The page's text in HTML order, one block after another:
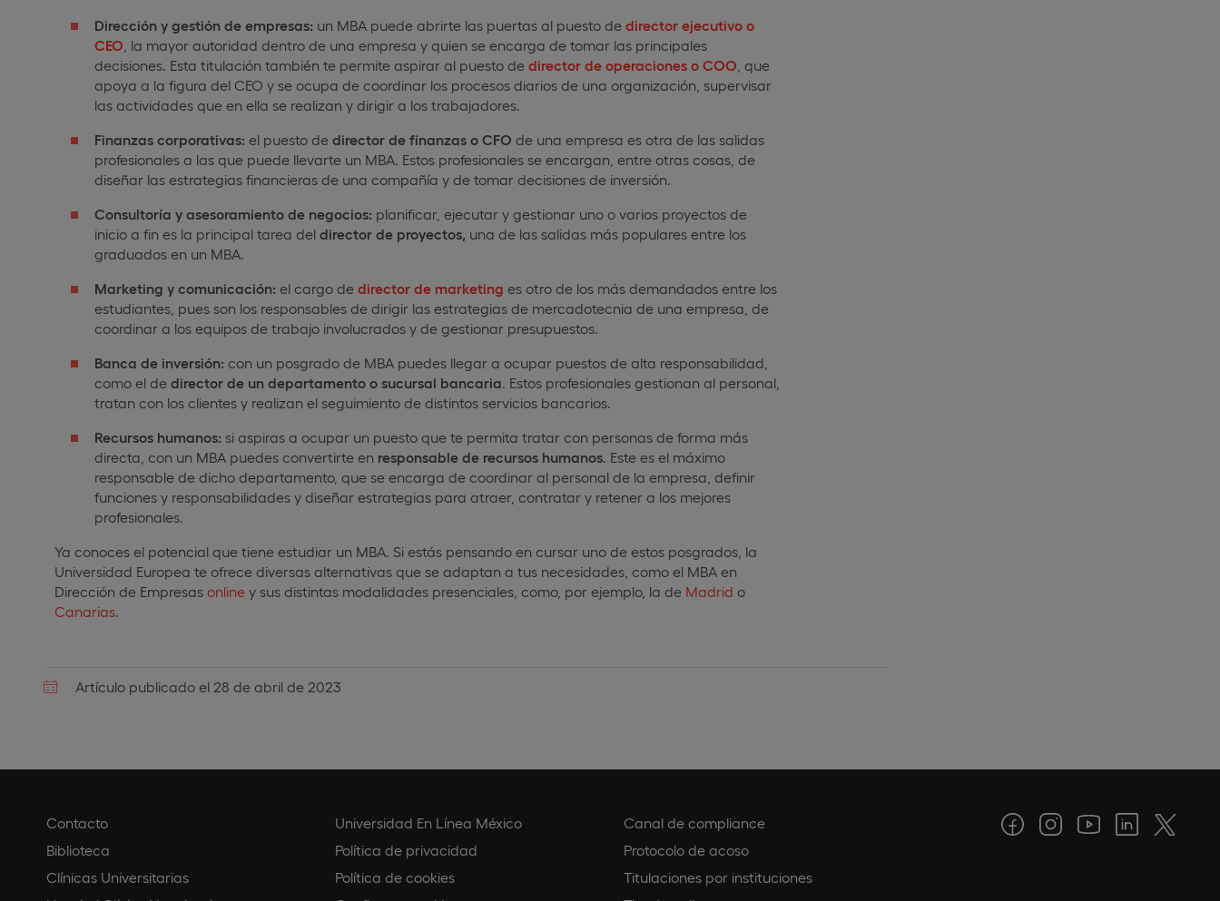
Dirección y gestión de empresas: un MBA puede abrirte las puertas al puesto de director ejecutivo o
CEO , la mayor autoridad dentro de una empresa y quien se encarga de tomar las principales
decisiones. Esta titulación también te permite aspirar al puesto de director de operaciones o COO , que
apoya a la figura del CEO y se ocupa de coordinar los procesos diarios de una organización, supervisar
las actividades que en ella se realizan y dirigir a los trabajadores.
Finanzas corporativas: el puesto de director de finanzas o CFO de una empresa es otra de las salidas
profesionales a las que puede llevarte un MBA. Estos profesionales se encargan, entre otras cosas, de
diseñar las estrategias financieras de una compañía y de tomar decisiones de inversión.
Consultoría y asesoramiento de negocios: planificar, ejecutar y gestionar uno o varios proyectos de
inicio a fin es la principal tarea del director de proyectos, una de las salidas más populares entre los
graduados en un MBA.
Marketing y comunicación: el cargo de director de marketing es otro de los más demandados entre los
estudiantes, pues son los responsables de dirigir las estrategias de mercadotecnia de una empresa, de
coordinar a los equipos de trabajo involucrados y de gestionar presupuestos.
Banca de inversión: con un posgrado de MBA puedes llegar a ocupar puestos de alta responsabilidad,
como el de director de un departamento o sucursal bancaria . Estos profesionales gestionan al personal,
tratan con los clientes y realizan el seguimiento de distintos servicios bancarios.
Recursos humanos: si aspiras a ocupar un puesto que te permita tratar con personas de forma más
directa, con un MBA puedes convertirte en responsable de recursos humanos . Este es el máximo
responsable de dicho departamento, que se encarga de coordinar al personal de la empresa, definir
funciones y responsabilidades y diseñar estrategias para atraer, contratar y retener a los mejores
profesionales.
Ya conoces el potencial que tiene estudiar un MBA. Si estás pensando en cursar uno de estos posgrados, la
Universidad Europea te ofrece diversas alternativas que se adaptan a tus necesidades, como el MBA en
Dirección de Empresas online y sus distintas modalidades presenciales, como, por ejemplo, la de Madrid o
Canarias
Artículo publicado el 28 de abril de 2023
Contacto
Biblioteca
Clínicas Universitarias
Universidad En Línea México
Política de privacidad
Política de cookies
Canal de compliance
Protocolo de acoso
Titulaciones por instituciones